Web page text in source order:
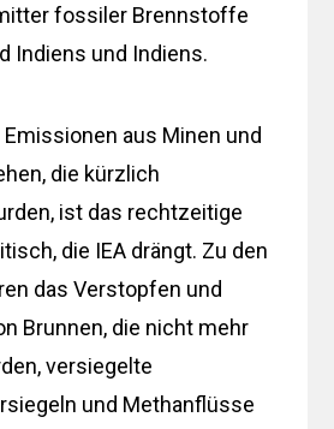
fossiler Brennstoffe
Indiens und Indiens.
aus Minen und
die kürzlich
ist das rechtzeitige
die IEA drängt. Zu den
das Verstopfen und
Brunnen, die nicht mehr
versiegelte
und Methanflüsse